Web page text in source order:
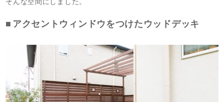
アクセントウィンドウをつけたウッドデッキ